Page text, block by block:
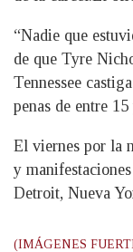
“Nadie que
de que Tyre
Tennessee
penas de entre
El viernes por la
y
Detroit, Nueva
(IMÁGENES